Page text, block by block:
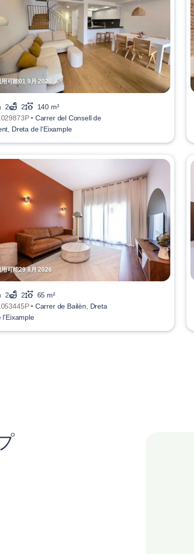
可能01 9月 2026
2 2
140 m²
• Carrer del Consell de
Dreta de l'Eixample
可能29 8月 2026
2 2
65 m²
• Carrer de Bailèn, Dreta
l'Eixample